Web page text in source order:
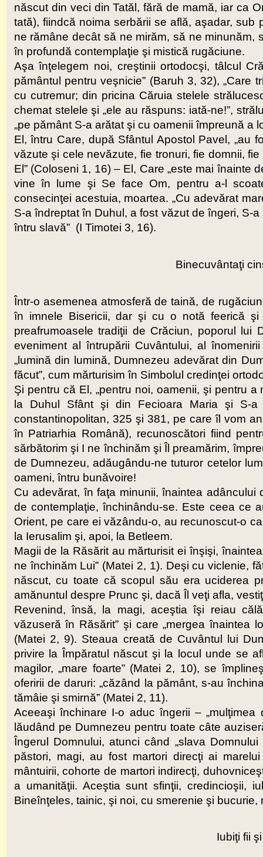
născut din veci din Tatăl, fără de mamă, iar ca
tată), fiindcă noima serbării se află, aşadar,
ne rămâne decât să ne mirăm, să ne
în profundă contemplaţie şi mistică rugăciune.
Aşa înţelegem noi, creştinii ortodocşi, tâlcul
pământul pentru veşnicie” (Baruh 3, 32),
cu cutremur; din pricina Căruia stelele
chemat stelele şi „ele au răspuns: iată-ne!”,
„pe pământ S-a arătat şi cu oamenii împreună a
El, întru Care, după Sfântul Apostol Pavel, „au
văzute şi cele nevăzute, fie tronuri, fie domnii,
El” (Coloseni 1, 16) – El, Care „este mai înainte
vine în lume şi Se face Om, pentru a-l
consecinţei acestuia, moartea. „Cu adevărat
S-a îndreptat în Duhul, a fost văzut de îngeri, S-
întru slavă” (I Timotei 3, 16).
Binecuvântaţi
Într-o asemenea atmosferă de taină, de
în imnele Bisericii, dar şi cu o notă feerică
preafrumoasele tradiţii de Crăciun, poporul lui
eveniment al întrupării Cuvântului, al
„lumină din lumină, Dumnezeu adevărat din
făcut”, cum mărturisim în Simbolul credinţei
Şi pentru că El, „pentru noi, oamenii, şi pentru
la Duhul Sfânt şi din Fecioara Maria şi S-a
constantinopolitan, 325 şi 381, pe care îl vom
în Patriarhia Română), recunoscători fiind
sărbătorim şi I ne închinăm şi Îl preamărim,
de Dumnezeu, adăugându-ne tuturor cetelor
oameni, întru bunăvoire!
Cu adevărat, în faţa minunii, înaintea
de contemplaţie, închinându-se. Este ceea ce
Orient, pe care ei văzându-o, au recunoscut-o
la Ierusalim şi, apoi, la Betleem.
Magii de la Răsărit au mărturisit ei înşişi,
ne închinăm Lui” (Matei 2, 1). Deşi cu viclenie,
născut, cu toate că scopul său era uciderea
amănuntul despre Prunc şi, dacă Îl veţi afla,
Revenind, însă, la magi, aceştia îşi reiau
văzuseră în Răsărit” şi care „mergea înaintea
(Matei 2, 9). Steaua creată de Cuvântul lui
privire la Împăratul născut şi la locul unde se
magilor, „mare foarte” (Matei 2, 10), se
oferirii de daruri: „căzând la pământ, s-au
tămâie şi smirnă” (Matei 2, 11).
Aceeaşi închinare I-o aduc îngerii –
lăudând pe Dumnezeu pentru toate câte
Îngerul Domnului, atunci când „slava
păstori, magi, au fost martori direcţi ai
mântuirii, cohorte de martori indirecţi,
a umanităţii. Aceştia sunt sfinţii, credincioşii,
Bineînţeles, tainic, şi noi, cu smerenie şi
Iubiţi fii